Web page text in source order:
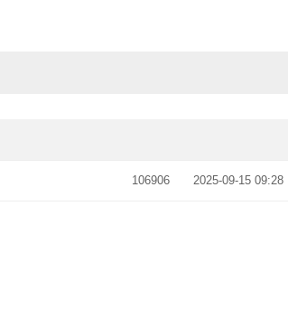
106906 2025-09-15 09:28